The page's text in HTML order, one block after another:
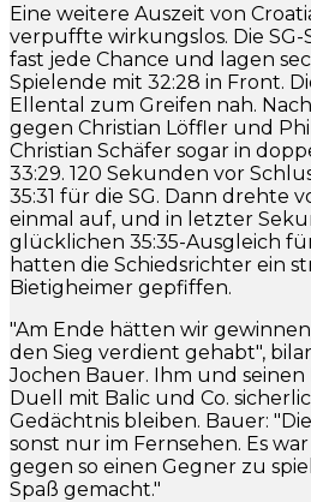
Eine weitere Auszeit von
verpuffte wirkungslos. Die
fast jede Chance und lagen
Spielende mit 32:28 in Front.
Ellental zum Greifen nah.
gegen Christian Löffler und
Christian Schäfer sogar in
33:29. 120 Sekunden vor
35:31 für die SG. Dann drehte
einmal auf, und in letzter
glücklichen 35:35-Ausgleich
hatten die Schiedsrichter ein
Bietigheimer gepfiffen.
"Am Ende hätten wir
den Sieg verdient gehabt",
Jochen Bauer. Ihm und
Duell mit Balic und Co.
Gedächtnis bleiben. Bauer:
sonst nur im Fernsehen. Es
gegen so einen Gegner zu
Spaß gemacht."